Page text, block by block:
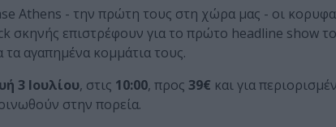
Athens - την πρώτη τους στη χώρα μας - οι
επιστρέφουν για το πρώτο headline show
αγαπημένα κομμάτια τους.
3 Ιουλίου, στις 10:00, προς 39€ και για
στην πορεία.